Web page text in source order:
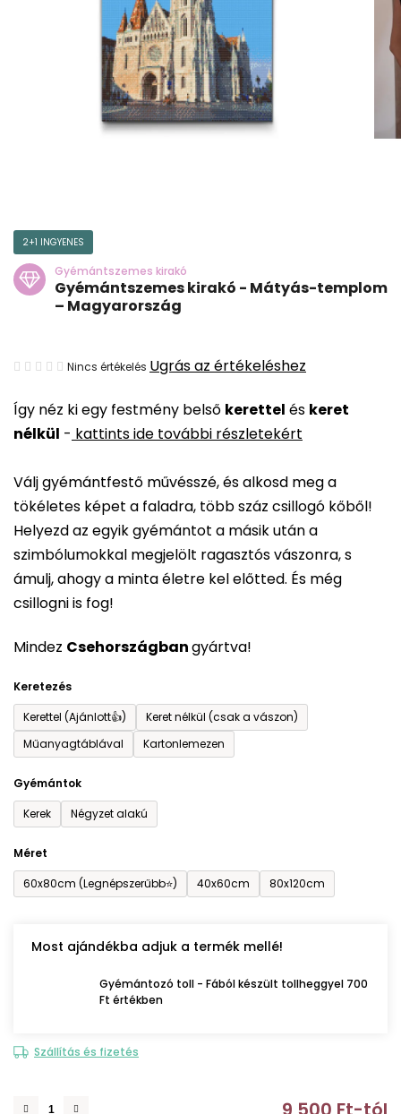
Így néz ki egy festmény belső kerettel és keret
nélkül - kattints ide további részletekért
Válj gyémántfestő művésszé, és alkosd meg a
tökéletes képet a faladra, több száz csillogó kőből!
Helyezd az egyik gyémántot a másik után a
szimbólumokkal megjelölt ragasztós vászonra, s
ámulj, ahogy a minta életre kel előtted. És még
csillogni is fog!
Mindez Csehországbangyártva!
Keretezés
Kerettel (Ajánlott👍)
Keret nélkül (csak a vászon)
Műanyagtáblával
Kartonlemezen
Gyémántok
Kerek
Négyzet alakú
Méret
60x80cm (Legnépszerűbb⭐)
40x60cm 80x120cm
Most ajándékba adjuk a termék mellé!
Gyémántozó toll - Fából készült tollheggyel 700
Ft értékben
Szállítás és fizetés
2+1 INGYENES
Gyémántszemes kirakó
Gyémántszemes kirakó - Mátyás-templom
– Magyarország
A
átlagos
értékelése
ből
0,0
csillag.
Nincs értékelés Ugrás az értékeléshez